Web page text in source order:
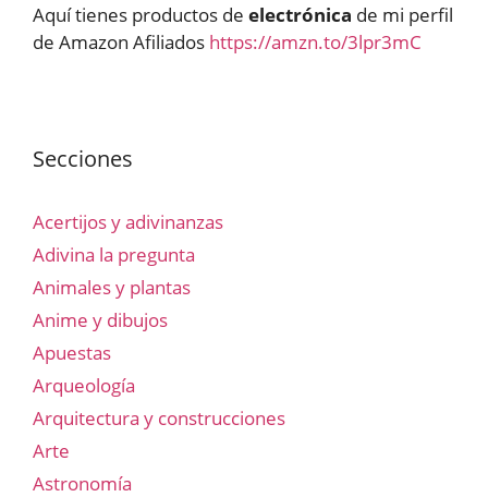
Aquí tienes productos de electrónica de mi perfil
de Amazon Afiliados https://amzn.to/3lpr3mC
Secciones
Acertijos y adivinanzas
Adivina la pregunta
Animales y plantas
Anime y dibujos
Apuestas
Arqueología
Arquitectura y construcciones
Arte
Astronomía